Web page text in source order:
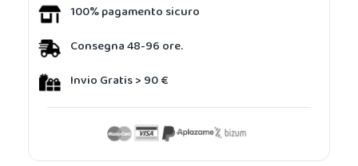
100% pagamento sicuro
Consegna 48-96 ore.
Invio Gratis > 90 €